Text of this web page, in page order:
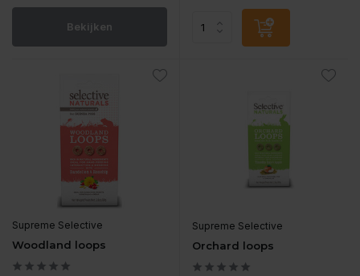
Bekijken
Supreme Selective
Woodland loops
Supreme Selective
Orchard loops